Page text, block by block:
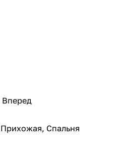
Вперед
Прихожая, Спальня